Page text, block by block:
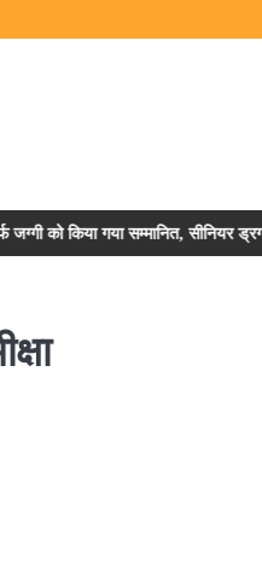
सीनियर ड्रग इंस्पेक्टर अनीता